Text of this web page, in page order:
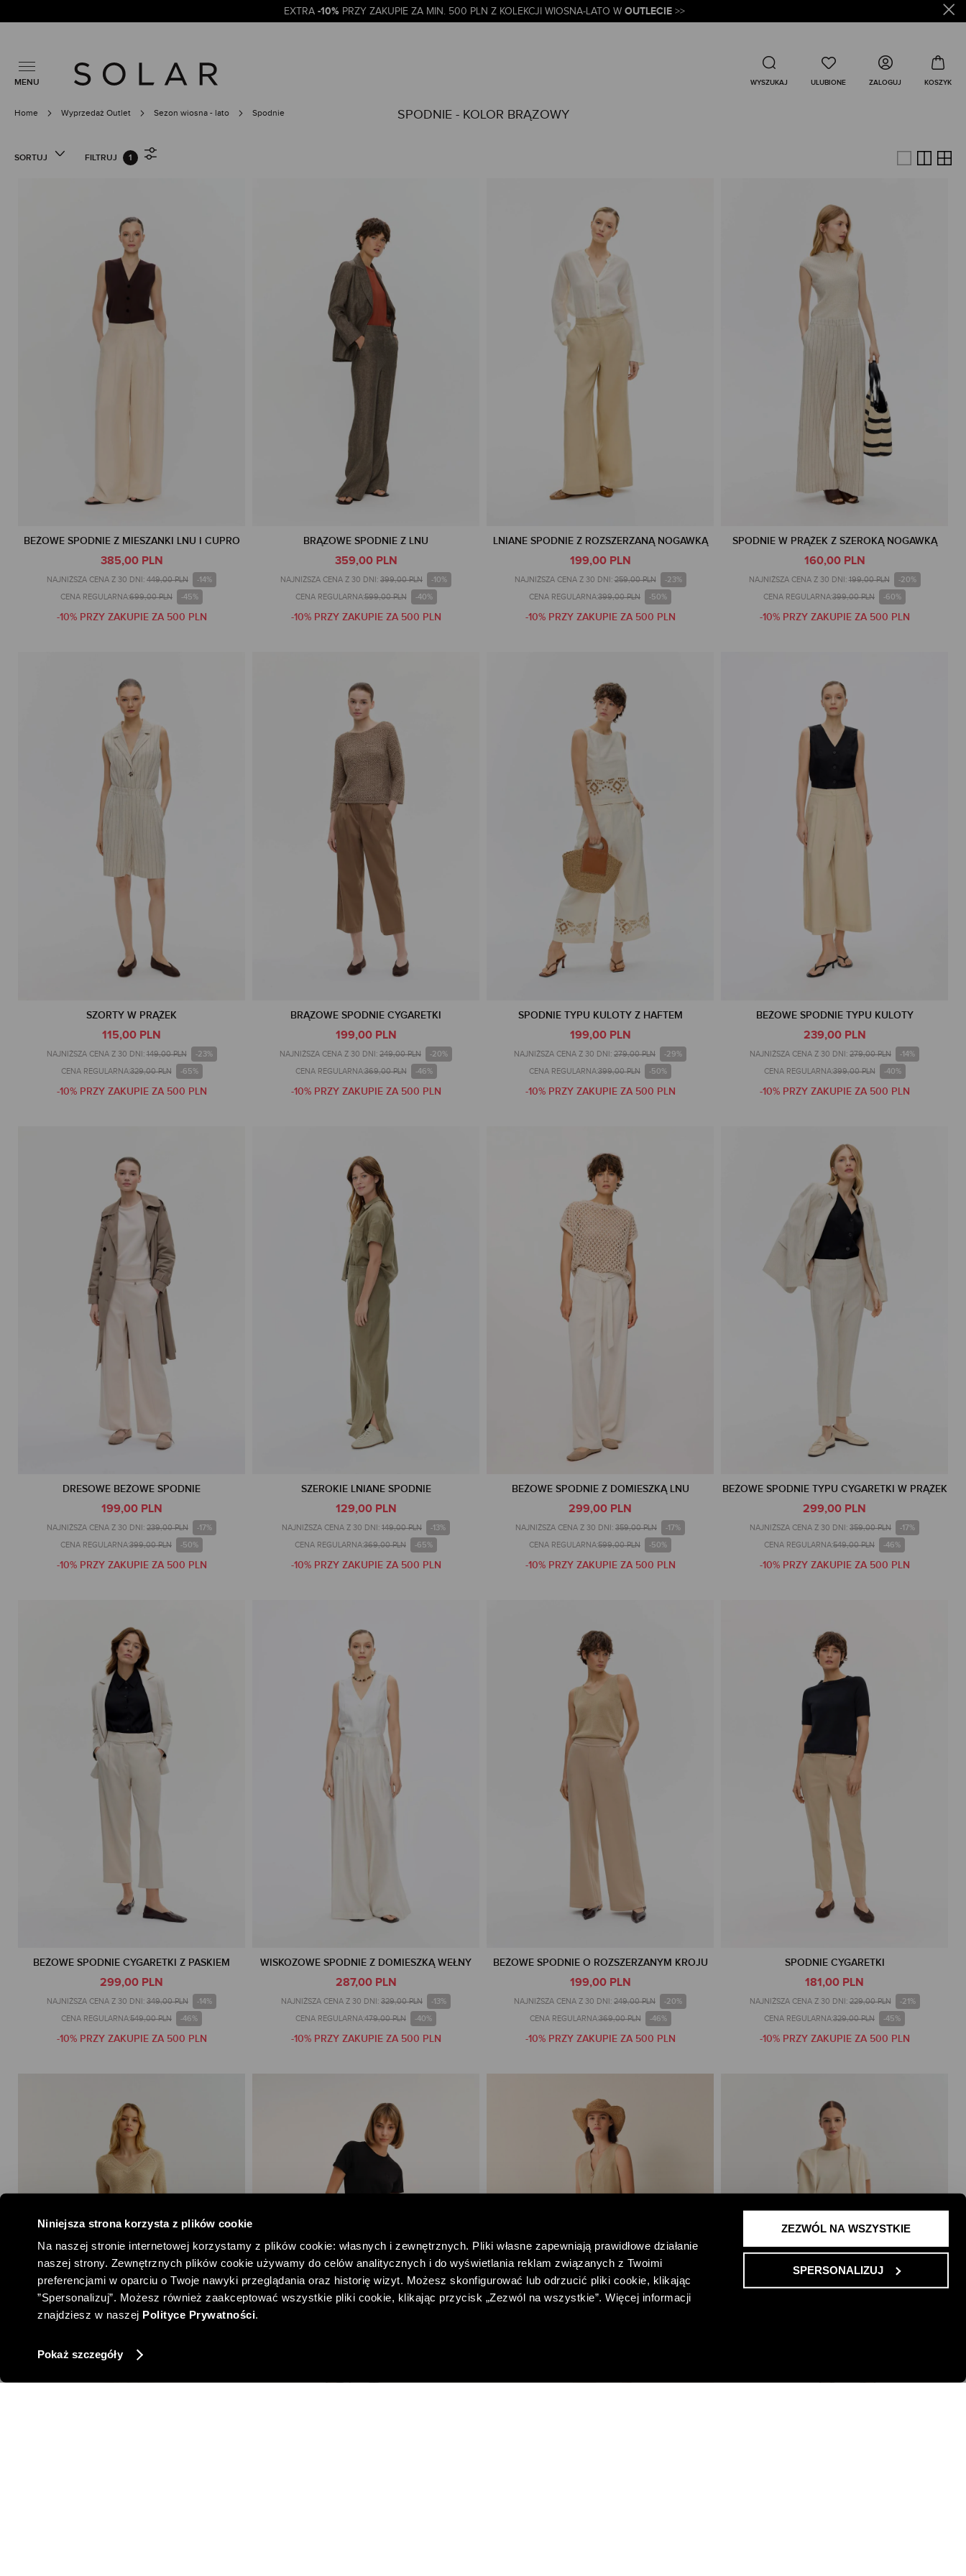
Niniejsza strona korzysta z plików cookie
Na naszej stronie internetowej korzystamy z plików cookie: własnych i zewnętrznych. Pliki własne zapewniają prawidłowe działanie
naszej strony. Zewnętrznych plików cookie używamy do celów analitycznych i do wyświetlania reklam związanych z Twoimi
preferencjami w oparciu o Twoje nawyki przeglądania oraz historię wizyt. Możesz skonfigurować lub odrzucić pliki cookie, klikając
”Spersonalizuj”. Możesz również zaakceptować wszystkie pliki cookie, klikając przycisk „Zezwól na wszystkie”. Więcej informacji
znajdziesz w naszej Polityce Prywatności.
Pokaż szczegóły
ZEZWÓL NA WSZYSTKIE
SPERSONALIZUJ
EXTRA -10% PRZY ZAKUPIE ZA MIN. 500 PLN Z KOLEKCJI WIOSNA-LATO W OUTLECIE >>
MENU ZALOGUJ
Home Wyprzedaż Outlet Sezon wiosna - lato Spodnie SPODNIE - KOLOR BRĄZOWY
SORTUJ FILTRUJ 1
BEŻOWE SPODNIE Z MIESZANKI LNU I CUPRO
385,00 PLN
NAJNIŻSZA CENA Z 30 DNI: 449,00 PLN -14%
CENA REGULARNA:699,00 PLN -45%
-10% PRZY ZAKUPIE ZA 500 PLN
BRĄZOWE SPODNIE Z LNU
359,00 PLN
NAJNIŻSZA CENA Z 30 DNI: 399,00 PLN -10%
CENA REGULARNA:599,00 PLN -40%
-10% PRZY ZAKUPIE ZA 500 PLN
LNIANE SPODNIE Z ROZSZERZANĄ NOGAWKĄ
199,00 PLN
NAJNIŻSZA CENA Z 30 DNI: 259,00 PLN -23%
CENA REGULARNA:399,00 PLN -50%
-10% PRZY ZAKUPIE ZA 500 PLN
SPODNIE W PRĄŻEK Z SZEROKĄ NOGAWKĄ
160,00 PLN
NAJNIŻSZA CENA Z 30 DNI: 199,00 PLN -20%
CENA REGULARNA:399,00 PLN -60%
-10% PRZY ZAKUPIE ZA 500 PLN
SZORTY W PRĄŻEK
115,00 PLN
NAJNIŻSZA CENA Z 30 DNI: 149,00 PLN -23%
CENA REGULARNA:329,00 PLN -65%
-10% PRZY ZAKUPIE ZA 500 PLN
BRĄZOWE SPODNIE CYGARETKI
199,00 PLN
NAJNIŻSZA CENA Z 30 DNI: 249,00 PLN -20%
CENA REGULARNA:369,00 PLN -46%
-10% PRZY ZAKUPIE ZA 500 PLN
SPODNIE TYPU KULOTY Z HAFTEM
199,00 PLN
NAJNIŻSZA CENA Z 30 DNI: 279,00 PLN -29%
CENA REGULARNA:399,00 PLN -50%
-10% PRZY ZAKUPIE ZA 500 PLN
BEŻOWE SPODNIE TYPU KULOTY
239,00 PLN
NAJNIŻSZA CENA Z 30 DNI: 279,00 PLN -14%
CENA REGULARNA:399,00 PLN -40%
-10% PRZY ZAKUPIE ZA 500 PLN
DRESOWE BEŻOWE SPODNIE
199,00 PLN
NAJNIŻSZA CENA Z 30 DNI: 239,00 PLN -17%
CENA REGULARNA:399,00 PLN -50%
-10% PRZY ZAKUPIE ZA 500 PLN
SZEROKIE LNIANE SPODNIE
129,00 PLN
NAJNIŻSZA CENA Z 30 DNI: 149,00 PLN -13%
CENA REGULARNA:369,00 PLN -65%
-10% PRZY ZAKUPIE ZA 500 PLN
BEŻOWE SPODNIE Z DOMIESZKĄ LNU
299,00 PLN
NAJNIŻSZA CENA Z 30 DNI: 359,00 PLN -17%
CENA REGULARNA:599,00 PLN -50%
-10% PRZY ZAKUPIE ZA 500 PLN
BEŻOWE SPODNIE TYPU CYGARETKI W PRĄŻEK
299,00 PLN
NAJNIŻSZA CENA Z 30 DNI: 359,00 PLN -17%
CENA REGULARNA:549,00 PLN -46%
-10% PRZY ZAKUPIE ZA 500 PLN
BEŻOWE SPODNIE CYGARETKI Z PASKIEM
299,00 PLN
NAJNIŻSZA CENA Z 30 DNI: 349,00 PLN -14%
CENA REGULARNA:549,00 PLN -46%
-10% PRZY ZAKUPIE ZA 500 PLN
WISKOZOWE SPODNIE Z DOMIESZKĄ WEŁNY
287,00 PLN
NAJNIŻSZA CENA Z 30 DNI: 329,00 PLN -13%
CENA REGULARNA:479,00 PLN -40%
-10% PRZY ZAKUPIE ZA 500 PLN
BEŻOWE SPODNIE O ROZSZERZANYM KROJU
199,00 PLN
NAJNIŻSZA CENA Z 30 DNI: 249,00 PLN -20%
CENA REGULARNA:369,00 PLN -46%
-10% PRZY ZAKUPIE ZA 500 PLN
SPODNIE CYGARETKI
181,00 PLN
NAJNIŻSZA CENA Z 30 DNI: 229,00 PLN -21%
CENA REGULARNA:329,00 PLN -45%
-10% PRZY ZAKUPIE ZA 500 PLN